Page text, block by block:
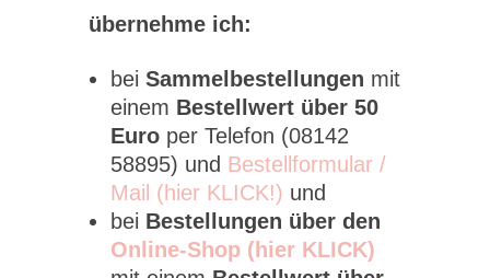
übernehme ich:
bei Sammelbestellungen mit
einem Bestellwert über 50
Euro per Telefon (08142
58895) und Bestellformular /
Mail (hier KLICK!) und
bei Bestellungen über den
Online-Shop (hier KLICK)